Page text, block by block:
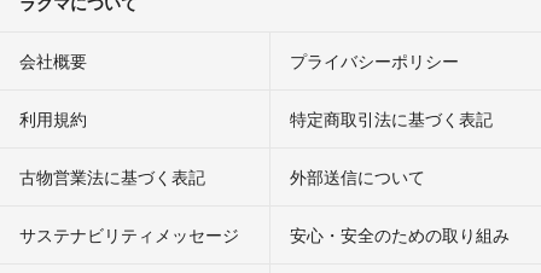
会社概要 プライバシーポリシー
利用規約 特定商取引法に基づく表記
古物営業法に基づく表記 外部送信について
サステナビリティメッセージ 安心・安全のための取り組み